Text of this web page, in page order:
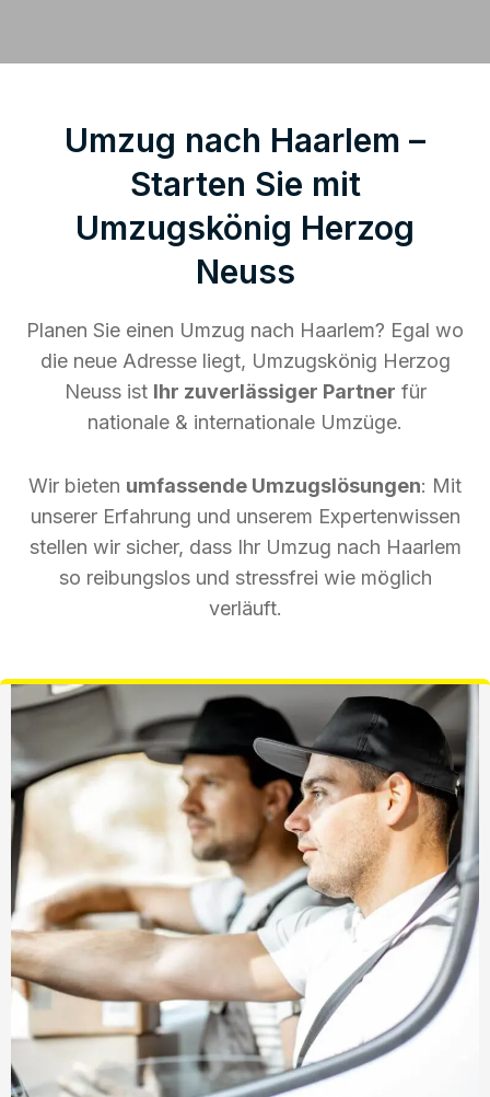
Umzug nach Haarlem –
Starten Sie mit
Umzugskönig Herzog
Neuss
Planen Sie einen Umzug nach Haarlem? Egal wo
die neue Adresse liegt, Umzugskönig Herzog
Neuss ist Ihr zuverlässiger Partner für
nationale & internationale Umzüge.
Wir bieten umfassende Umzugslösungen: Mit
unserer Erfahrung und unserem Expertenwissen
stellen wir sicher, dass Ihr Umzug nach Haarlem
so reibungslos und stressfrei wie möglich
verläuft.